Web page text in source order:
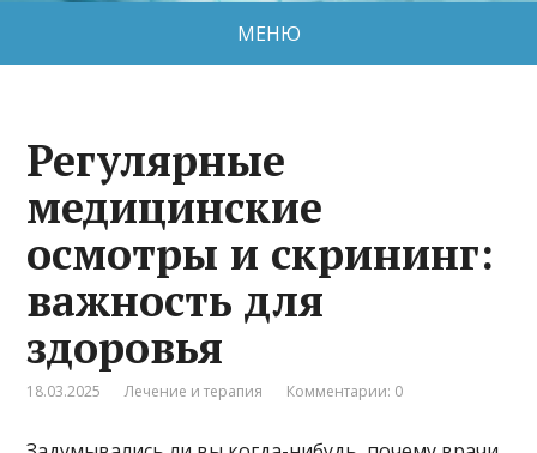
МЕНЮ
Регулярные
медицинские
осмотры и скрининг:
важность для
здоровья
18.03.2025 Лечение и терапия Комментарии: 0